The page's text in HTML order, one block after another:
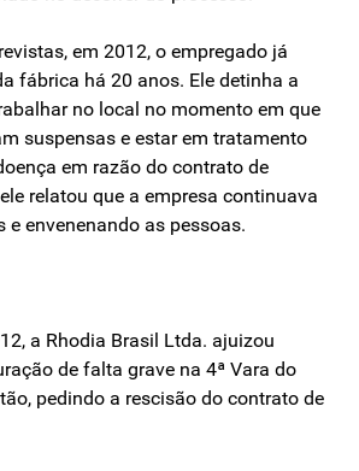
em 2012, o empregado já
fábrica há 20 anos. Ele detinha a
no local no momento em que
suspensas e estar em tratamento
em razão do contrato de
relatou que a empresa continuava
e envenenando as pessoas.
a Rhodia Brasil Ltda. ajuizou
de falta grave na 4ª Vara do
pedindo a rescisão do contrato de